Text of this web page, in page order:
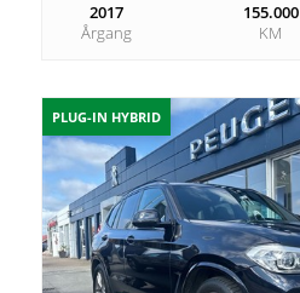
2017
Årgang
155.000
KM
PLUG-IN HYBRID